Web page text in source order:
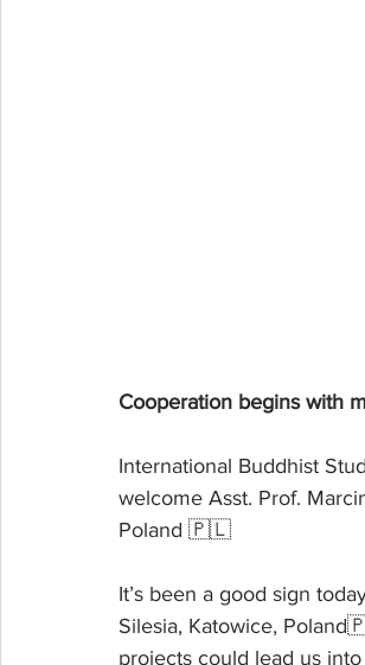
Cooperation begins with
International Buddhist
welcome Asst. Prof.
Poland 🇵🇱
It’s been a good sign
Silesia, Katowice,
projects could lead us